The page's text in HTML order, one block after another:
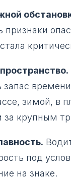
признаки
запас
зимой, в
за крупным
под
на знаке.